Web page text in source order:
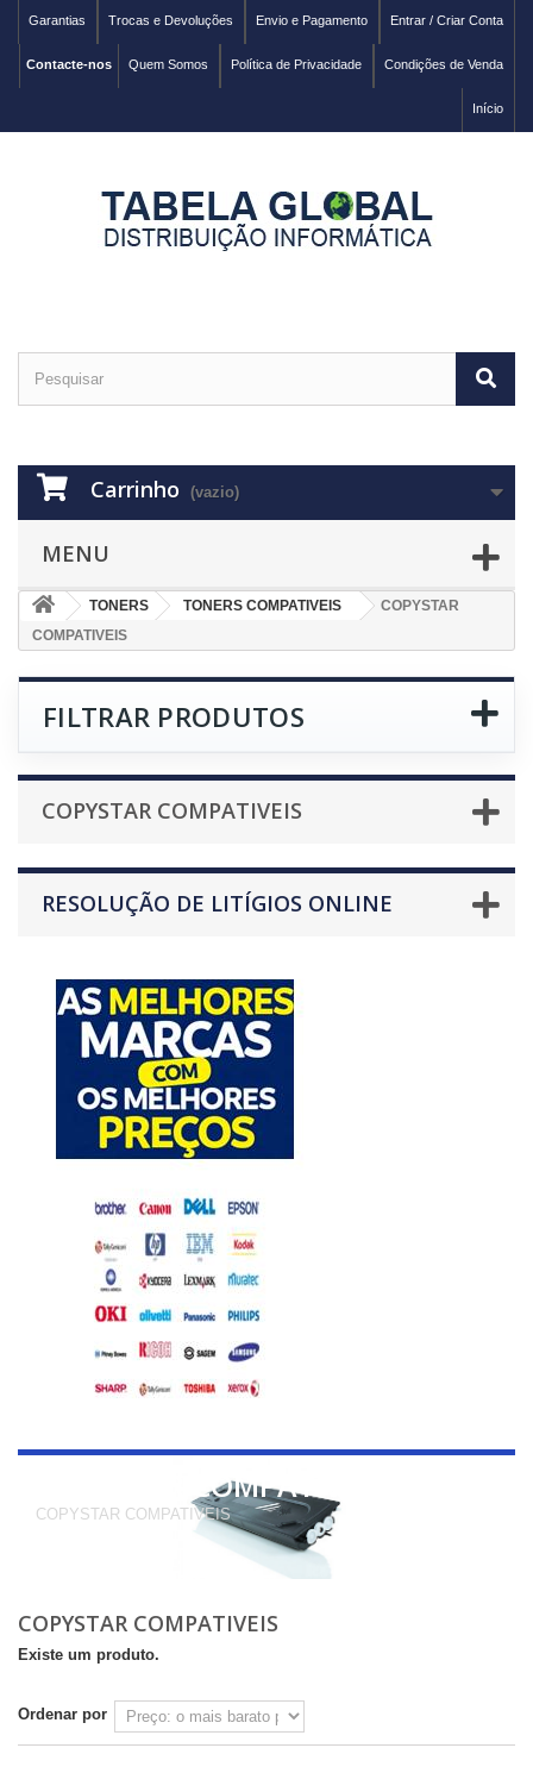
Entrar / Criar Conta
Envio e Pagamento
Trocas e Devoluções
Garantias
Condições de Venda
Política de Privacidade
Quem Somos
Contacte-nos
Início
Carrinho (vazio)
MENU
TONERS TONERS COMPATIVEIS
COPYSTAR
COMPATIVEIS
FILTRAR PRODUTOS
COPYSTAR COMPATIVEIS
RESOLUÇÃO DE LITÍGIOS ONLINE
COPYSTAR COMPATIVEIS
COPYSTAR COMPATIVEIS
COPYSTAR COMPATIVEIS
Existe um produto.
Ordenar por